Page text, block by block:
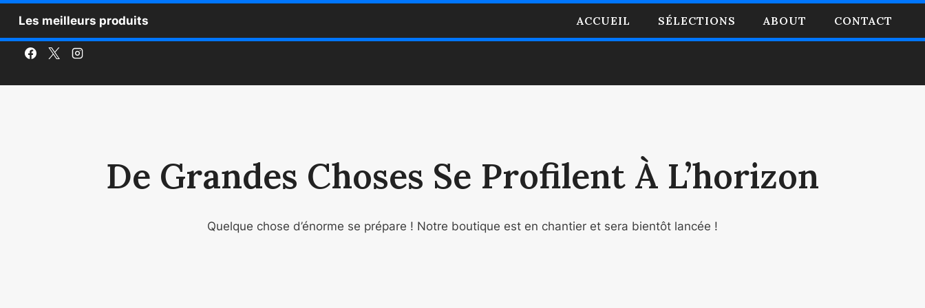
contenu
Les meilleurs produits ACCUEIL SÉLECTIONS ABOUT CONTACT
De Grandes Choses Se Profilent À L’horizon
Quelque chose d’énorme se prépare ! Notre boutique est en chantier et sera bientôt lancée !